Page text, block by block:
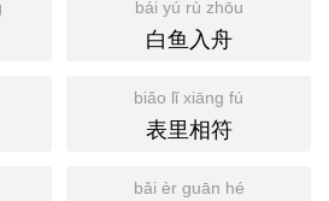
bái yú rù zhōu
白鱼入舟
biǎo lǐ xiāng fú
表里相符
bǎi èr guān hé